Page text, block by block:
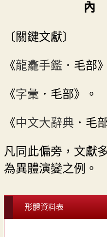
〔關鍵文獻〕
《龍龕手鑑 ．毛部
《字彙 ．毛部》。
《中文大辭典 ．毛
凡同此偏旁，文獻
為異體演變之例。
形體資料表